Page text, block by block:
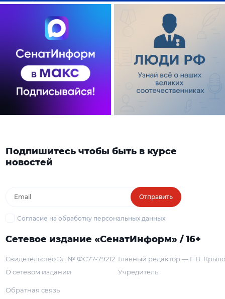
Подпишитесь чтобы быть в курсе
новостей
Отправить
Согласие на обработку персональных данных
Сетевое издание «СенатИнформ» / 16+
Свидетельство Эл № ФС77-79212
О сетевом издании
Главный редактор — Г. В.
Учредитель
Обратная связь